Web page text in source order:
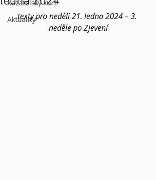
Kazatelský kurz
Aktuality
texty pro neděli 21. ledna 2024 – 3.
neděle po Zjevení